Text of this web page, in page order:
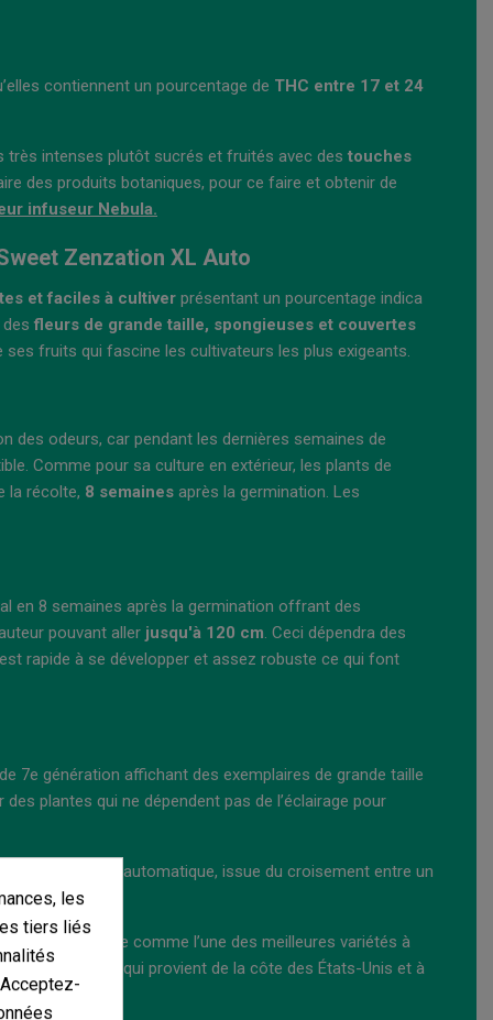
contiennent un pourcentage de THC entre 17 et 24
intenses plutôt sucrés et fruités avec des touches
des produits botaniques, pour ce faire et obtenir de
infuseur Nebula.
Zenzation XL Auto
et faciles à cultiver présentant un pourcentage indica
desfleurs de grande taille, spongieuses et couvertes
ses fruits qui fascine les cultivateurs les plus exigeants.
des odeurs, car pendant les dernières semaines de
Comme pour sa culture en extérieur, les plants de
la récolte, 8 semaines après la germination. Les
en 8 semaines après la germination offrant des
pouvant aller jusqu'à 120 cm. Ceci dépendra des
rapide à se développer et assez robuste ce qui font
7e génération affichant des exemplaires de grande taille
plantes qui ne dépendent pas de l’éclairage pour
Zkittlez mais automatique, issue du croisement entre un
est cataloguée comme l’une des meilleures variétés à
puissance qui provient de la côte des États-Unis et à
les
tiers liés